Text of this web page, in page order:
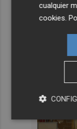
cualquier
cookies .